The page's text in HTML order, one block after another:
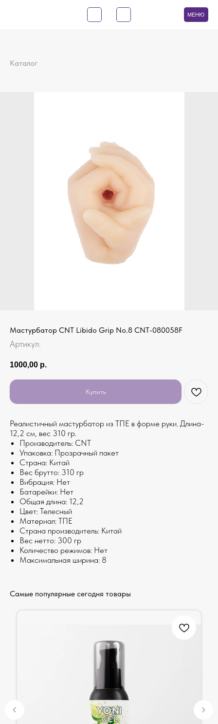
МЕНЮ
Каталог
Мастурбатор CNT Libido Grip No.8 CNT-080058F
Артикул:
1000,00 р.
Купить
Реалистичный мастурбатор из ТПЕ в форме руки. Длина-
12,2 см, вес 310 гр.
Производитель: CNT
Упаковка: Прозрачный пакет
Страна: Китай
Веc брутто: 310 гр
Вибрация: Нет
Батарейки: Нет
Общая длина: 12,2
Цвет: Телесный
Материал: ТПЕ
Страна производитель: Китай
Веc нетто: 300 гр
Количество режимов: Нет
Максимальная ширина: 8
Самые популярные сегодня товары